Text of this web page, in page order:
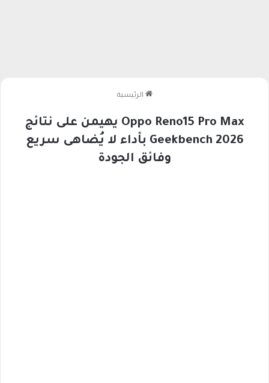
الرئيسية
Oppo Reno15 Pro Max يهيمن على نتائج
Geekbench 2026 بأداء لا يُضاهى سريع
وفائق الجودة